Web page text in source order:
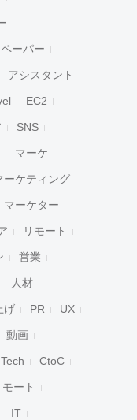
ーパー
アシスタント
EC2
SNS
マーケ
ーケティング
マーケター
リモート
営業
人材
げ PR UX
動画
CtoC
ート
IT